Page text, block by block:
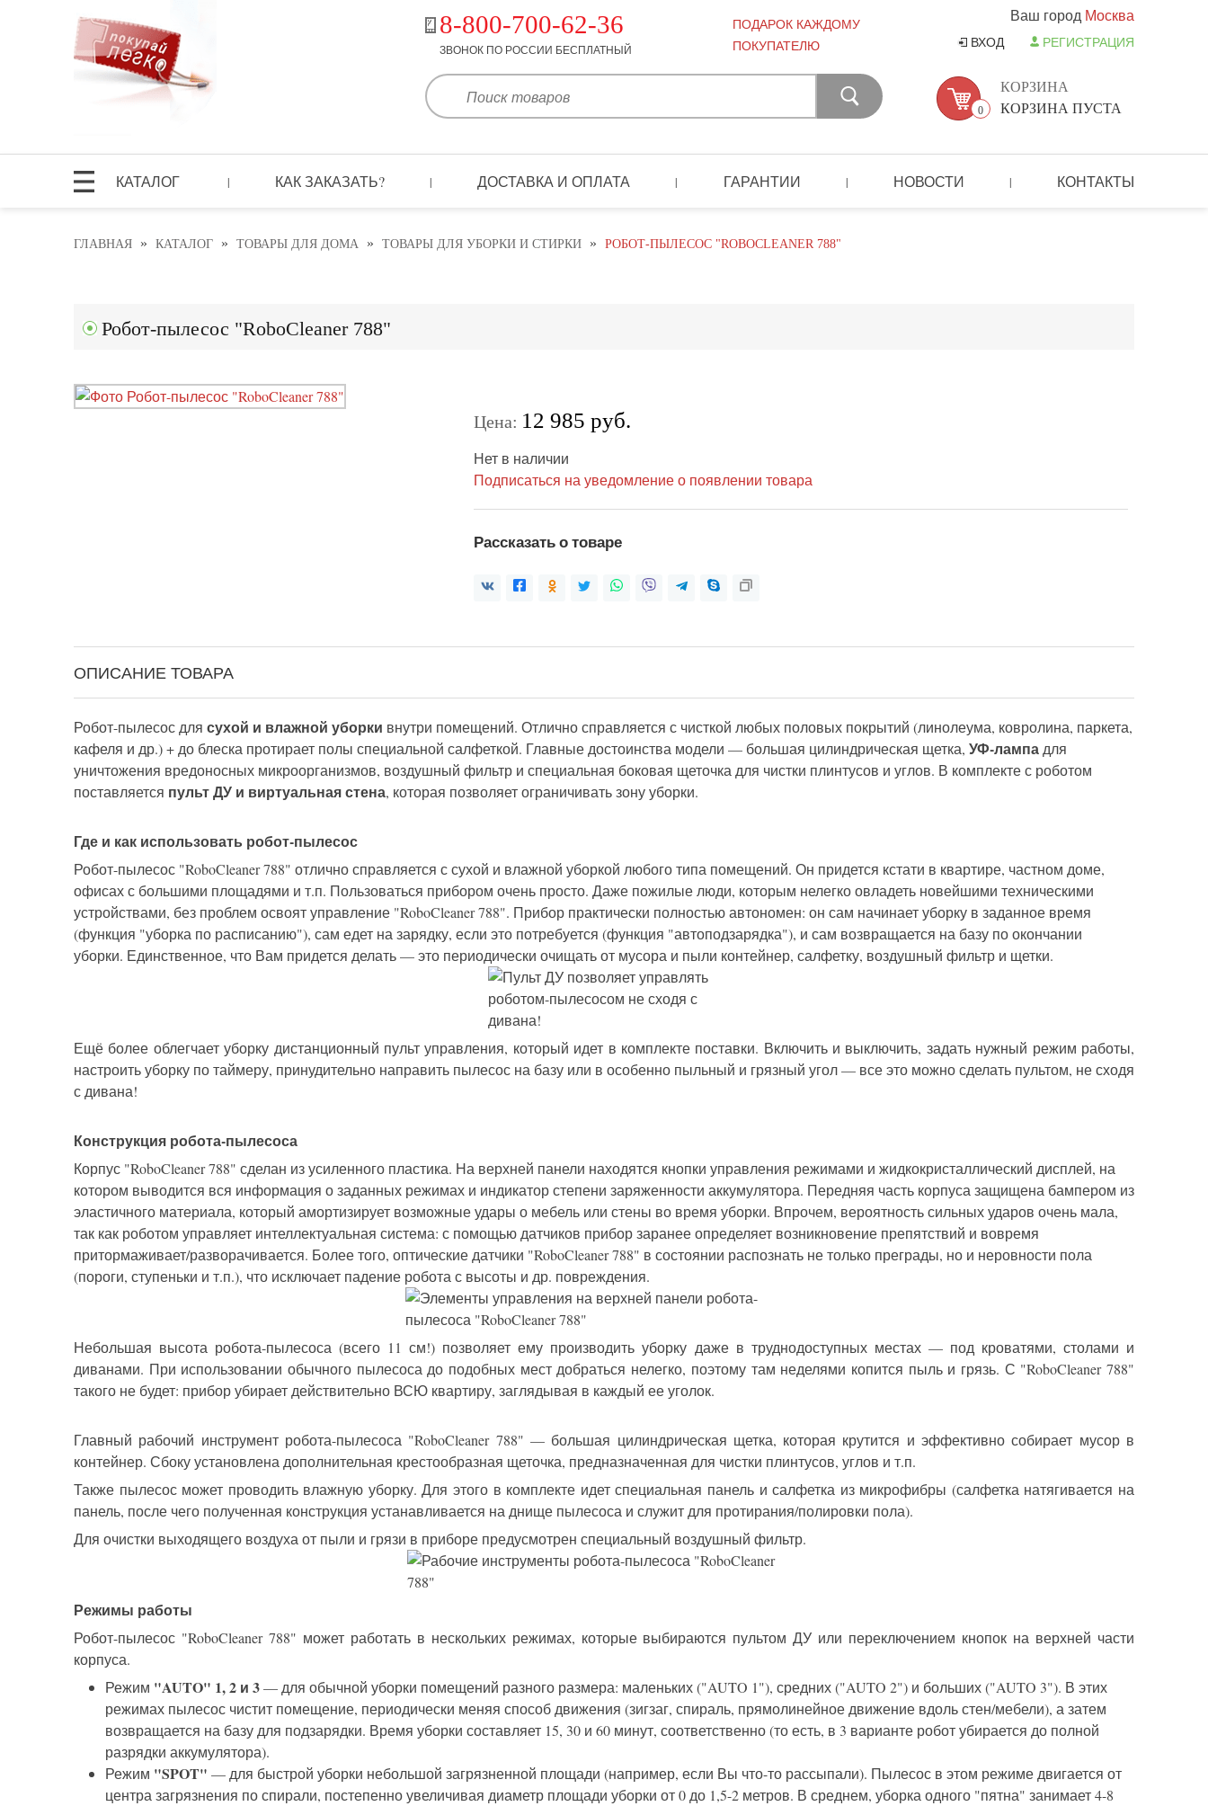
8-800-700-62-36
ЗВОНОК ПО РОССИИ БЕСПЛАТНЫЙ
ПОДАРОК КАЖДОМУ
ПОКУПАТЕЛЮ
Ваш город Москва
ВХОД РЕГИСТРАЦИЯ
0
КОРЗИНА
КОРЗИНА ПУСТА
КАТАЛОГ | КАК ЗАКАЗАТЬ? | ДОСТАВКА И ОПЛАТА | ГАРАНТИИ | НОВОСТИ | КОНТАКТЫ
ГЛАВНАЯ » КАТАЛОГ » ТОВАРЫ ДЛЯ ДОМА » ТОВАРЫ ДЛЯ УБОРКИ И СТИРКИ » РОБОТ-ПЫЛЕСОС "ROBOCLEANER 788"
Робот-пылесос "RoboCleaner 788"
Цена: 12 985 руб.
Нет в наличии
Подписаться на уведомление о появлении товара
Рассказать о товаре
ОПИСАНИЕ ТОВАРА
Робот-пылесос для сухой и влажной уборки внутри помещений. Отлично справляется с чисткой любых половых покрытий (линолеума, ковролина, паркета,
кафеля и др.) + до блеска протирает полы специальной салфеткой. Главные достоинства модели — большая цилиндрическая щетка, УФ-лампа для
уничтожения вредоносных микроорганизмов, воздушный фильтр и специальная боковая щеточка для чистки плинтусов и углов. В комплекте с роботом
поставляется пульт ДУ и виртуальная стена, которая позволяет ограничивать зону уборки.
Где и как использовать робот-пылесос
Робот-пылесос "RoboCleaner 788" отлично справляется с сухой и влажной уборкой любого типа помещений. Он придется кстати в квартире, частном доме,
офисах с большими площадями и т.п. Пользоваться прибором очень просто. Даже пожилые люди, которым нелегко овладеть новейшими техническими
устройствами, без проблем освоят управление "RoboCleaner 788". Прибор практически полностью автономен: он сам начинает уборку в заданное время
(функция "уборка по расписанию"), сам едет на зарядку, если это потребуется (функция "автоподзарядка"), и сам возвращается на базу по окончании
уборки. Единственное, что Вам придется делать — это периодически очищать от мусора и пыли контейнер, салфетку, воздушный фильтр и щетки.
Ещё более облегчает уборку дистанционный пульт управления, который идет в комплекте поставки. Включить и выключить, задать нужный режим работы,
настроить уборку по таймеру, принудительно направить пылесос на базу или в особенно пыльный и грязный угол — все это можно сделать пультом, не сходя
с дивана!
Конструкция робота-пылесоса
Корпус "RoboCleaner 788" сделан из усиленного пластика. На верхней панели находятся кнопки управления режимами и жидкокристаллический дисплей, на
котором выводится вся информация о заданных режимах и индикатор степени заряженности аккумулятора. Передняя часть корпуса защищена бампером из
эластичного материала, который амортизирует возможные удары о мебель или стены во время уборки. Впрочем, вероятность сильных ударов очень мала,
так как роботом управляет интеллектуальная система: с помощью датчиков прибор заранее определяет возникновение препятствий и вовремя
притормаживает/разворачивается. Более того, оптические датчики "RoboCleaner 788" в состоянии распознать не только преграды, но и неровности пола
(пороги, ступеньки и т.п.), что исключает падение робота с высоты и др. повреждения.
Небольшая высота робота-пылесоса (всего 11 см!) позволяет ему производить уборку даже в труднодоступных местах — под кроватями, столами и
диванами. При использовании обычного пылесоса до подобных мест добраться нелегко, поэтому там неделями копится пыль и грязь. С "RoboCleaner 788"
такого не будет: прибор убирает действительно ВСЮ квартиру, заглядывая в каждый ее уголок.
Главный рабочий инструмент робота-пылесоса "RoboCleaner 788" — большая цилиндрическая щетка, которая крутится и эффективно собирает мусор в
контейнер. Сбоку установлена дополнительная крестообразная щеточка, предназначенная для чистки плинтусов, углов и т.п.
Также пылесос может проводить влажную уборку. Для этого в комплекте идет специальная панель и салфетка из микрофибры (салфетка натягивается на
панель, после чего полученная конструкция устанавливается на днище пылесоса и служит для протирания/полировки пола).
Для очистки выходящего воздуха от пыли и грязи в приборе предусмотрен специальный воздушный фильтр.
Режимы работы
Робот-пылесос "RoboCleaner 788" может работать в нескольких режимах, которые выбираются пультом ДУ или переключением кнопок на верхней части
корпуса.
Режим "AUTO" 1, 2 и 3— для обычной уборки помещений разного размера: маленьких ("AUTO 1"), средних ("AUTO 2") и больших ("AUTO 3"). В этих
режимах пылесос чистит помещение, периодически меняя способ движения (зигзаг, спираль, прямолинейное движение вдоль стен/мебели), а затем
возвращается на базу для подзарядки. Время уборки составляет 15, 30 и 60 минут, соответственно (то есть, в 3 варианте робот убирается до полной
разрядки аккумулятора).
Режим "SPOT" — для быстрой уборки небольшой загрязненной площади (например, если Вы что-то рассыпали). Пылесос в этом режиме двигается от
центра загрязнения по спирали, постепенно увеличивая диаметр площади уборки от 0 до 1,5-2 метров. В среднем, уборка одного "пятна" занимает 4-8